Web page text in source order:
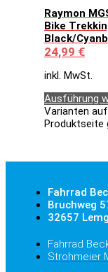
Raymon
Bike
Black/
24,99 €
inkl. MwSt.
Ausführung
Varianten
Produktseite
Fahrrad
Bruchweg
32657
Fahrrad
Strohmeier